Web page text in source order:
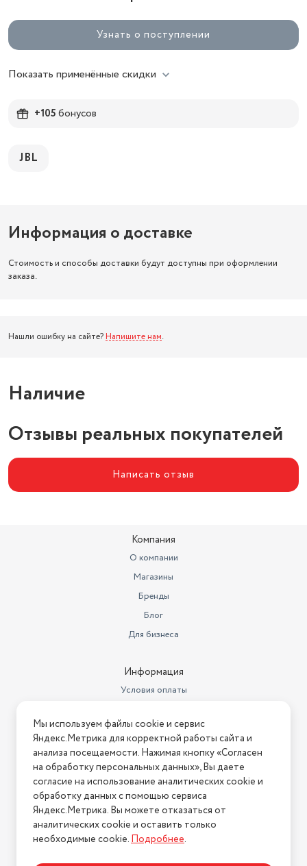
Узнать о поступлении
Показать применённые скидки
+105бонусов
JBL
Информация о доставке
Стоимость и способы доставки будут доступны при оформлении
заказа.
Нашли ошибку на сайте? Напишите нам.
Наличие
Отзывы реальных покупателей
Написать отзыв
Компания
О компании
Магазины
Бренды
Блог
Для бизнеса
Информация
Условия оплаты
Условия возврата
Нашли ошибку на сайте? Напишите нам
2026 © Интернет-магазин "АстМаркет". У нас есть всё!
Политика конфиденциальности
Мы используем файлы cookie и сервис
Яндекс.Метрика для корректной работы сайта и
анализа посещаемости. Нажимая кнопку «Согласен
на обработку персональных данных», Вы даете
согласие на использование аналитических cookie и
обработку данных с помощью сервиса
Яндекс.Метрика. Вы можете отказаться от
аналитических cookie и оставить только
необходимые cookie.Подробнее.